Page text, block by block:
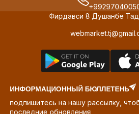
Фирдавси 8 Душанбе
ИНФОРМАЦИОННЫЙ БЮЛЛЕТЕНЬ
подпишитесь на нашу рассылку,
последние обновления